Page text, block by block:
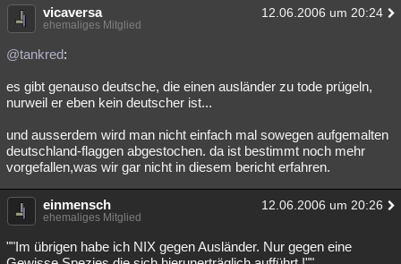
vicaversa 12.06.2006 um 20:24
ehemaliges Mitglied
@tankred:
es gibt genauso deutsche, die einen ausländer zu tode prügeln,
nurweil er eben kein deutscher ist...
und ausserdem wird man nicht einfach mal sowegen aufgemalten
deutschland-flaggen abgestochen. da ist bestimmt noch mehr
vorgefallen,was wir gar nicht in diesem bericht erfahren.
einmensch 12.06.2006 um 20:26
ehemaliges Mitglied
""Im übrigen habe ich NIX gegen Ausländer. Nur gegen eine